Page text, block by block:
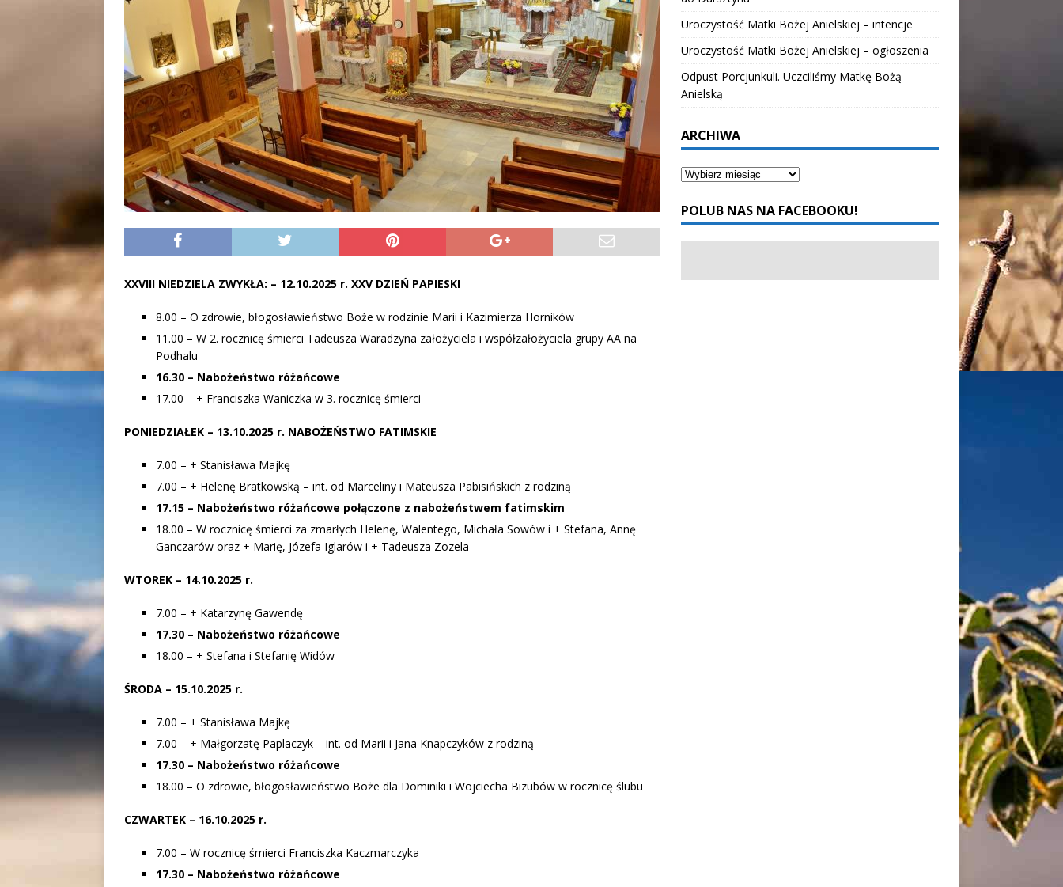
XXVIII NIEDZIELA ZWYKŁA: – 12.10.2025 r. XXV DZIEŃ PAPIESKI
8.00 – O zdrowie, błogosławieństwo Boże w rodzinie Marii i Kazimierza Horników
11.00 – W 2. rocznicę śmierci Tadeusza Waradzyna założyciela i współzałożyciela grupy AA na
Podhalu
16.30 – Nabożeństwo różańcowe
17.00 – + Franciszka Waniczka w 3. rocznicę śmierci
PONIEDZIAŁEK – 13.10.2025 r. NABOŻEŃSTWO FATIMSKIE
7.00 – + Stanisława Majkę
7.00 – + Helenę Bratkowską – int. od Marceliny i Mateusza Pabisińskich z rodziną
17.15 – Nabożeństwo różańcowe połączone z nabożeństwem fatimskim
18.00 – W rocznicę śmierci za zmarłych Helenę, Walentego, Michała Sowów i + Stefana, Annę
Ganczarów oraz + Marię, Józefa Iglarów i + Tadeusza Zozela
WTOREK – 14.10.2025 r.
7.00 – + Katarzynę Gawendę
17.30 – Nabożeństwo różańcowe
18.00 – + Stefana i Stefanię Widów
ŚRODA – 15.10.2025 r.
7.00 – + Stanisława Majkę
7.00 – + Małgorzatę Paplaczyk – int. od Marii i Jana Knapczyków z rodziną
17.30 – Nabożeństwo różańcowe
18.00 – O zdrowie, błogosławieństwo Boże dla Dominiki i Wojciecha Bizubów w rocznicę ślubu
CZWARTEK – 16.10.2025 r.
7.00 – W rocznicę śmierci Franciszka Kaczmarczyka
17.30 – Nabożeństwo różańcowe
Uroczystość Matki Bożej Anielskiej – intencje
Uroczystość Matki Bożej Anielskiej – ogłoszenia
Odpust Porcjunkuli. Uczciliśmy Matkę Bożą
Anielską
ARCHIWA
POLUB NAS NA FACEBOOKU!